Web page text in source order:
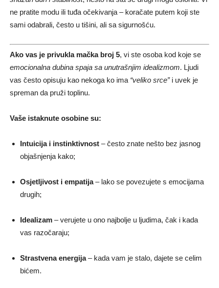
ne pratite modu ili tuđa očekivanja – koračate putem koji ste
sami odabrali, često u tišini, ali sa sigurnošću.
Ako vas je privukla mačka broj 5, vi ste osoba kod koje se
emocionalna dubina spaja sa unutrašnjim idealizmom. Ljudi
vas često opisuju kao nekoga ko ima “veliko srce”i uvek je
spreman da pruži toplinu.
Vaše istaknute osobine su:
Intuicija i instinktivnost – često znate nešto bez jasnog
objašnjenja kako;
Osjetljivost i empatija– lako se povezujete s emocijama
drugih;
Idealizam – verujete u ono najbolje u ljudima, čak i kada
vas razočaraju;
Strastvena energija– kada vam je stalo, dajete se celim
bićem.